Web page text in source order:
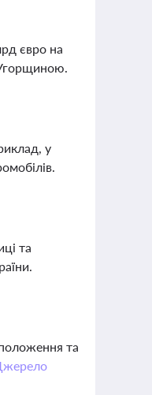
євро на
Угорщиною.
у
та
та